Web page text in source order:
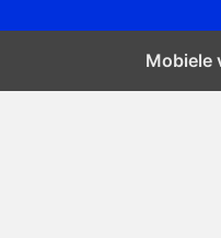
Mobiele